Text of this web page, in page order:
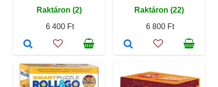
Raktáron (2)
6 400 Ft
Raktáron (22)
6 800 Ft